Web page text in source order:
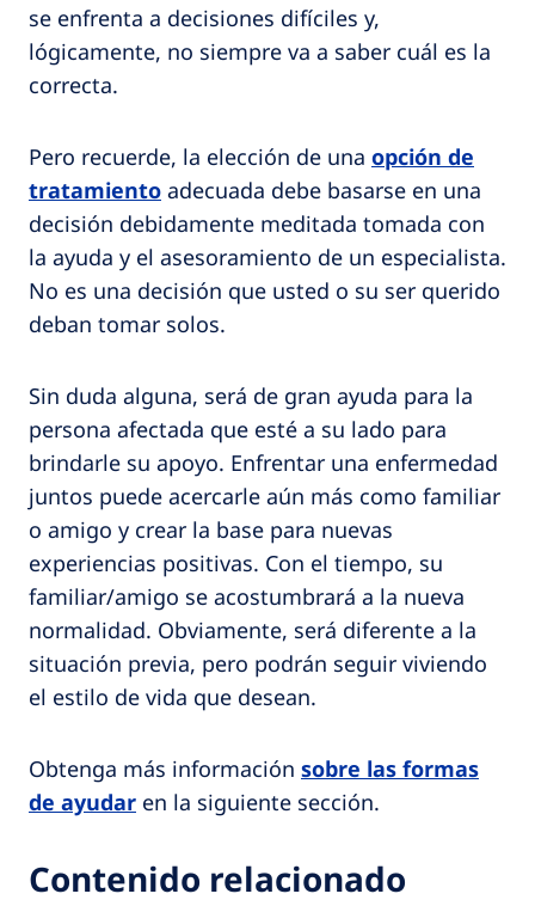
se enfrenta a decisiones difíciles y,
lógicamente, no siempre va a saber cuál es la
correcta.
Pero recuerde, la elección de una opción de
tratamiento adecuada debe basarse en una
decisión debidamente meditada tomada con
la ayuda y el asesoramiento de un especialista.
No es una decisión que usted o su ser querido
deban tomar solos.
Sin duda alguna, será de gran ayuda para la
persona afectada que esté a su lado para
brindarle su apoyo. Enfrentar una enfermedad
juntos puede acercarle aún más como familiar
o amigo y crear la base para nuevas
experiencias positivas. Con el tiempo, su
familiar/amigo se acostumbrará a la nueva
normalidad. Obviamente, será diferente a la
situación previa, pero podrán seguir viviendo
el estilo de vida que desean.
Obtenga más información sobre las formas
de ayudar en la siguiente sección.
Contenido relacionado